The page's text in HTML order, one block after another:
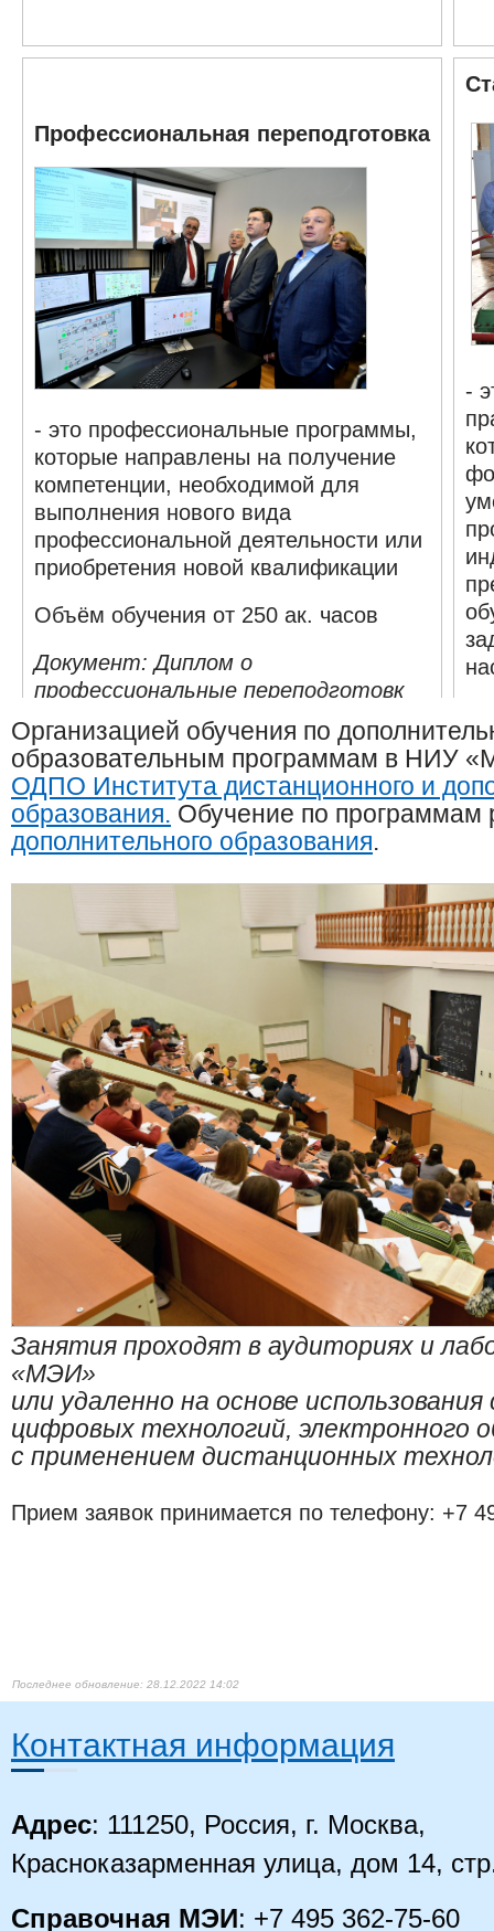
​Профессиональная переподготовка
- это профессиональные программы,
которые направлены на получение
компетенции, необходимой для
выполнения нового вида
профессиональной деятельности или
приобретения новой квалификации
Объём обучения от 250 ак. часов
Документ: Диплом о
профессиональные переподготовк
-
Организацией обучения по
образовательным программам в НИУ
ОДПО Института дистанционного и
образования. Обучение по программам
дополнительного образования.
Занятия проходят в аудиториях и
«МЭИ»
или удаленно на основе
цифровых технологий, электронного
с применением дистанционных
Прием заявок принимается по телефону: +7
28.12.2022 14:02
Контактная информация
Адрес: 111250, Россия, г. Москва,
Красноказарменная улица, дом 14,
Справочная МЭИ: +7 495 362-75-60